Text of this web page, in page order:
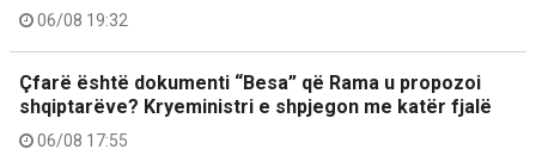
06/08 19:32
Çfarë është dokumenti “Besa” që Rama u propozoi
shqiptarëve? Kryeministri e shpjegon me katër fjalë
06/08 17:55